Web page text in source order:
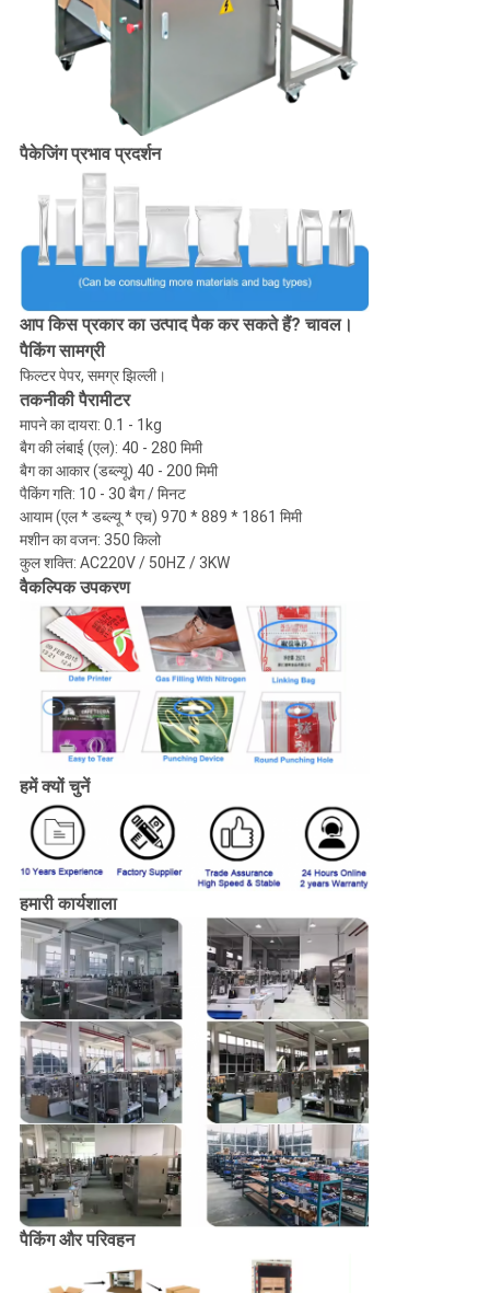
पैकेजिंग प्रभाव प्रदर्शन
आप किस प्रकार का उत्पाद पैक कर सकते हैं? चावल।
पैकिंग सामग्री
फिल्टर पेपर, समग्र झिल्ली।
तकनीकी पैरामीटर
मापने का दायरा: 0.1 - 1kg
बैग की लंबाई (एल): 40 - 280 मिमी
बैग का आकार (डब्ल्यू) 40 - 200 मिमी
पैकिंग गति: 10 - 30 बैग / मिनट
आयाम (एल * डब्ल्यू * एच) 970 * 889 * 1861 मिमी
मशीन का वजन: 350 किलो
कुल शक्ति: AC220V / 50HZ / 3KW
वैकल्पिक उपकरण
हमें क्यों चुनें
हमारी कार्यशाला
पैकिंग और परिवहन